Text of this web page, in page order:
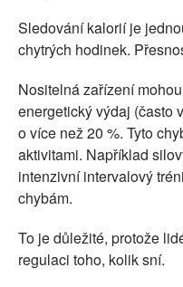
Sledování kalorií je
chytrých hodinek.
Nositelná zařízení
energetický výdaj (často
o více než 20 %. Tyto
aktivitami. Například
intenzivní intervalový
chybám.
To je důležité, protože
regulaci toho, kolik sní.